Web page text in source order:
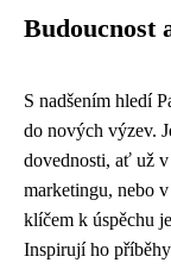
Budoucnost
S nadšením hledí
do nových výzev.
dovednosti, ať už
marketingu, nebo
klíčem k úspěchu
Inspirují ho